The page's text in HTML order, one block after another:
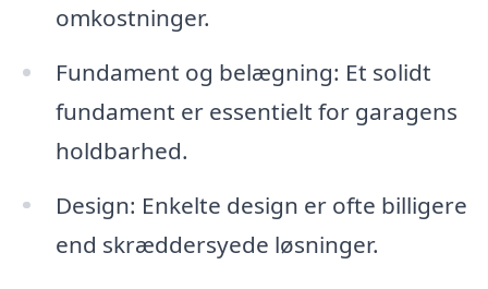
omkostninger.
Fundament og belægning: Et solidt
fundament er essentielt for garagens
holdbarhed.
Design: Enkelte design er ofte billigere
end skræddersyede løsninger.